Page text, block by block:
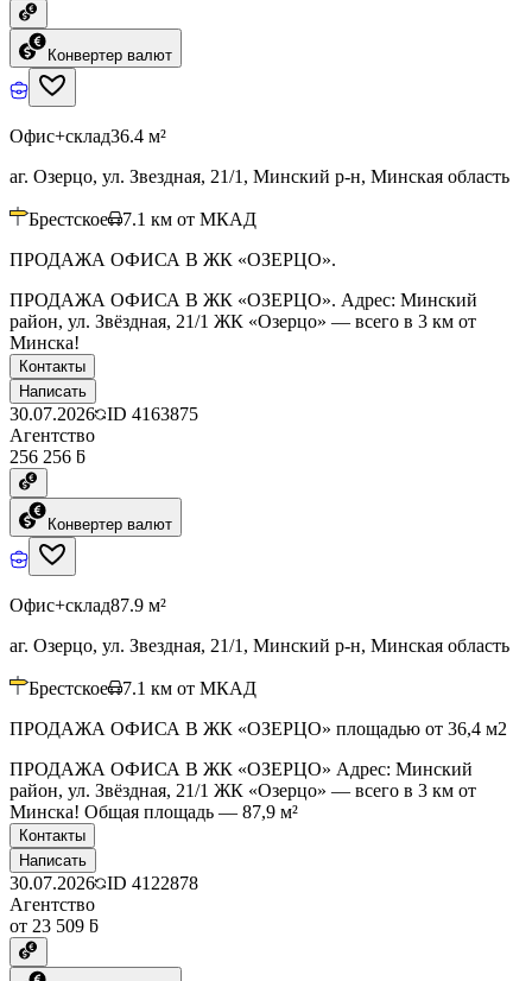
Конвертер валют
Офис+склад36.4 м²
аг. Озерцо, ул. Звездная, 21/1, Минский р-н, Минская область
Брестское 7.1 км от МКАД
ПРОДАЖА ОФИСА В ЖК «ОЗЕРЦО».
ПРОДАЖА ОФИСА В ЖК «ОЗЕРЦО». Адрес: Минский
район, ул. Звёздная, 21/1 ЖК «Озерцо» — всего в 3 км от
Минска!
Контакты
Написать
30.07.2026 ID 4163875
Агентство
256 256 ƃ
Конвертер валют
Офис+склад87.9 м²
аг. Озерцо, ул. Звездная, 21/1, Минский р-н, Минская область
Брестское 7.1 км от МКАД
ПРОДАЖА ОФИСА В ЖК «ОЗЕРЦО» площадью от 36,4 м2
ПРОДАЖА ОФИСА В ЖК «ОЗЕРЦО» Адрес: Минский
район, ул. Звёздная, 21/1 ЖК «Озерцо» — всего в 3 км от
Минска! Общая площадь — 87,9 м²
Контакты
Написать
30.07.2026 ID 4122878
Агентство
от 23 509 ƃ